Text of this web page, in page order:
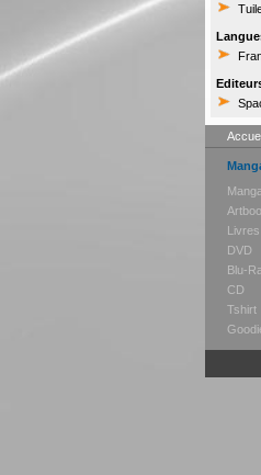
Livres
DVD
Blu-
CD
Tshirt